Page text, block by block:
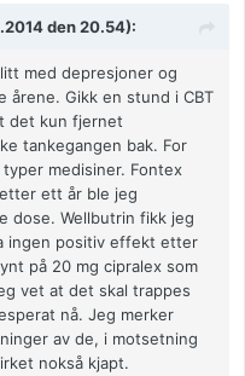
den 20.54):
med depresjoner og
årene. Gikk en stund i CBT
det kun fjernet
tankegangen bak. For
medisiner. Fontex
ett år ble jeg
dose. Wellbutrin fikk jeg
ingen positiv effekt etter
på 20 mg cipralex som
vet at det skal trappes
nå. Jeg merker
av de, i motsetning
nokså kjapt.